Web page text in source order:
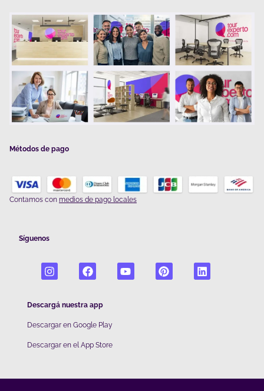
Métodos de pago
Contamos con medios de pago locales
Síguenos
Descargá nuestra app
Descargar en Google Play
Descargar en el App Store